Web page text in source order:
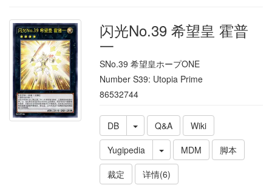
闪光No.39 希望皇 霍普
一
SNo.39 希望皇ホープONE
Number S39: Utopia Prime
86532744
DB Q&A
Wiki
Yugipedia
MDM
脚本
裁定
详情(6)